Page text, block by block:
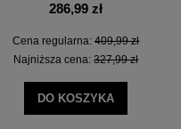
286,99 zł
Cena regularna:409,99 zł
Najniższa cena:327,99 zł
DO KOSZYKA